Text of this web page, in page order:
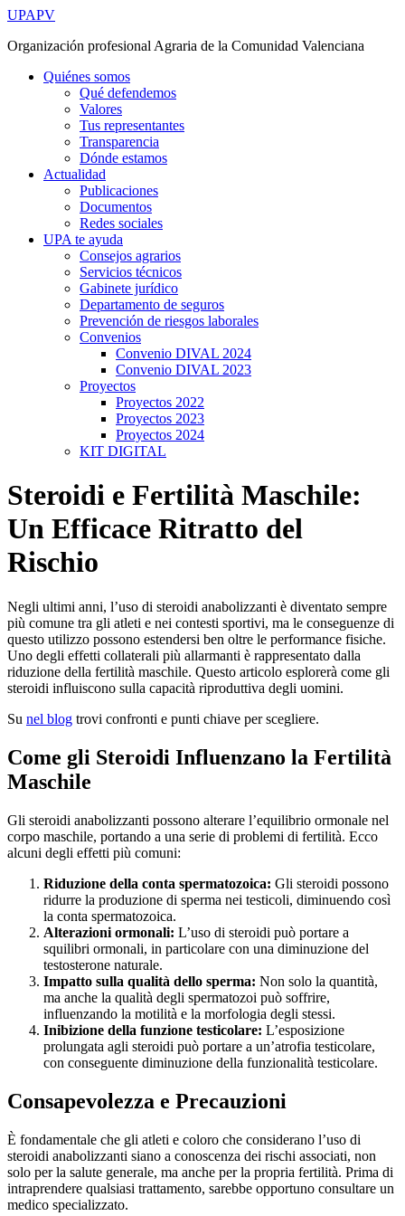
Ir
contenido
UPAPV
Organización profesional Agraria de la Comunidad Valenciana
Quiénes somos
Qué defendemos
Valores
Tus representantes
Transparencia
Dónde estamos
Actualidad
Publicaciones
Documentos
Redes sociales
UPA te ayuda
Consejos agrarios
Servicios técnicos
Gabinete jurídico
Departamento de seguros
Prevención de riesgos laborales
Convenios
Convenio DIVAL 2024
Convenio DIVAL 2023
Proyectos
Proyectos 2022
Proyectos 2023
Proyectos 2024
KIT DIGITAL
Steroidi e Fertilità Maschile:
Un Efficace Ritratto del
Rischio
Negli ultimi anni, l’uso di steroidi anabolizzanti è diventato sempre
più comune tra gli atleti e nei contesti sportivi, ma le conseguenze di
questo utilizzo possono estendersi ben oltre le performance fisiche.
Uno degli effetti collaterali più allarmanti è rappresentato dalla
riduzione della fertilità maschile. Questo articolo esplorerà come gli
steroidi influiscono sulla capacità riproduttiva degli uomini.
Su nel blog trovi confronti e punti chiave per scegliere.
Come gli Steroidi Influenzano la Fertilità
Maschile
Gli steroidi anabolizzanti possono alterare l’equilibrio ormonale nel
corpo maschile, portando a una serie di problemi di fertilità. Ecco
alcuni degli effetti più comuni:
Riduzione della conta spermatozoica: Gli steroidi possono
ridurre la produzione di sperma nei testicoli, diminuendo così
la conta spermatozoica.
Alterazioni ormonali: L’uso di steroidi può portare a
squilibri ormonali, in particolare con una diminuzione del
testosterone naturale.
Impatto sulla qualità dello sperma: Non solo la quantità,
ma anche la qualità degli spermatozoi può soffrire,
influenzando la motilità e la morfologia degli stessi.
Inibizione della funzione testicolare: L’esposizione
prolungata agli steroidi può portare a un’atrofia testicolare,
con conseguente diminuzione della funzionalità testicolare.
Consapevolezza e Precauzioni
È fondamentale che gli atleti e coloro che considerano l’uso di
steroidi anabolizzanti siano a conoscenza dei rischi associati, non
solo per la salute generale, ma anche per la propria fertilità. Prima di
intraprendere qualsiasi trattamento, sarebbe opportuno consultare un
medico specializzato.